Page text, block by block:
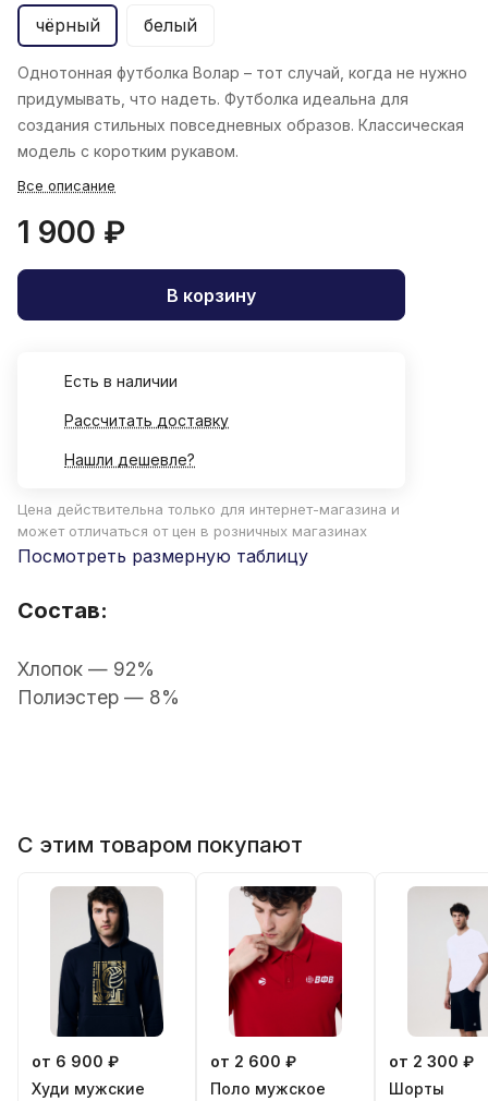
чёрный белый
Однотонная футболка Волар – тот случай, когда не нужно
придумывать, что надеть. Футболка идеальна для
создания стильных повседневных образов. Классическая
модель с коротким рукавом.
Все описание
1 900 ₽
В корзину
Есть в наличии
Рассчитать доставку
Нашли дешевле?
Цена действительна только для интернет-магазина и
может отличаться от цен в розничных магазинах
Посмотреть размерную таблицу
Состав:
Хлопок — 92%
Полиэстер — 8%
С этим товаром покупают
от 6 900 ₽
Худи мужские
от 2 600 ₽
Поло мужское
от 2 300 ₽
Шорты